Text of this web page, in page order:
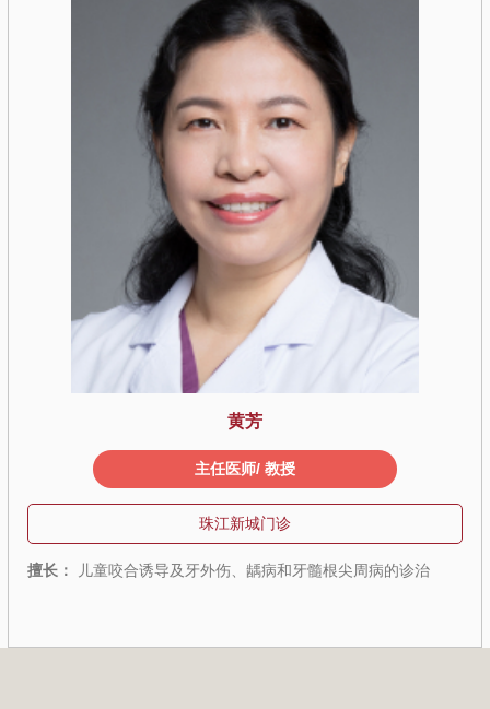
黄芳
主任医师/ 教授
珠江新城门诊
擅长： 儿童咬合诱导及牙外伤、龋病和牙髓根尖周病的诊治